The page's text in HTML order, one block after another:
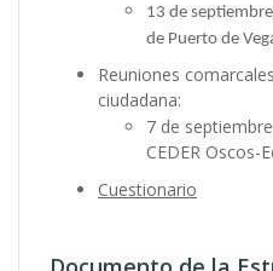
13 de
de Puerto de
Reuniones
ciudadana:
7 de septiembre
CEDER Oscos-
Cuestionario